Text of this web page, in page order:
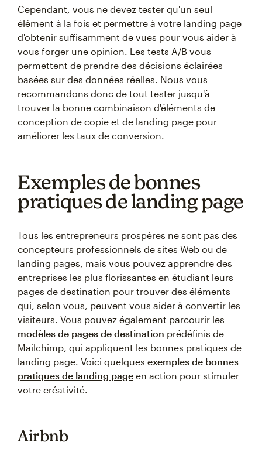
Cependant, vous ne devez tester qu'un seul
élément à la fois et permettre à votre landing page
d'obtenir suffisamment de vues pour vous aider à
vous forger une opinion. Les tests A/B vous
permettent de prendre des décisions éclairées
basées sur des données réelles. Nous vous
recommandons donc de tout tester jusqu'à
trouver la bonne combinaison d'éléments de
conception de copie et de landing page pour
améliorer les taux de conversion.
Exemples de bonnes
pratiques de landing page
Tous les entrepreneurs prospères ne sont pas des
concepteurs professionnels de sites Web ou de
landing pages, mais vous pouvez apprendre des
entreprises les plus florissantes en étudiant leurs
pages de destination pour trouver des éléments
qui, selon vous, peuvent vous aider à convertir les
visiteurs. Vous pouvez également parcourir les
modèles de pages de destination prédéfinis de
Mailchimp, qui appliquent les bonnes pratiques de
landing page. Voici quelques exemples de bonnes
pratiques de landing page en action pour stimuler
votre créativité.
Airbnb